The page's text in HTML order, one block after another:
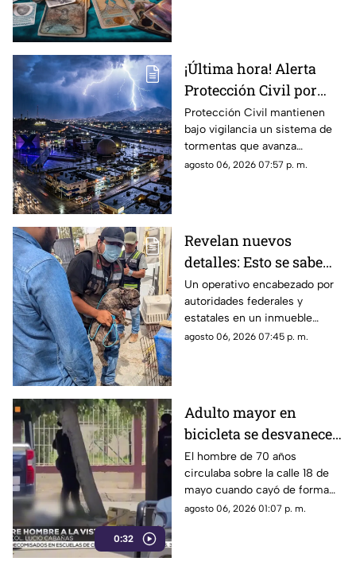
¡Última hora! Alerta
Protección Civil por
tormenta que se acerca
a Ciudad Juárez y El
Paso: piden extremar
precauciones
Protección Civil mantienen
bajo vigilancia un sistema de
tormentas que avanza
lentamente hacia el suroeste y
agosto 06, 2026 07:57 p. m.
Revelan nuevos
detalles: Esto se sabe
sobre el hallazgo de un
lagarto y un tigre de
bengala en un
autolavado de Juárez
Un operativo encabezado por
autoridades federales y
estatales en un inmueble
habilitado como autolavado en
agosto 06, 2026 07:45 p. m.
0:32
Adulto mayor en
bicicleta se desvanece y
pierde la vida en la
colonia Lucio Cabañas
El hombre de 70 años
circulaba sobre la calle 18 de
mayo cuando cayó de forma
repentina; paramédicos
agosto 06, 2026 01:07 p. m.